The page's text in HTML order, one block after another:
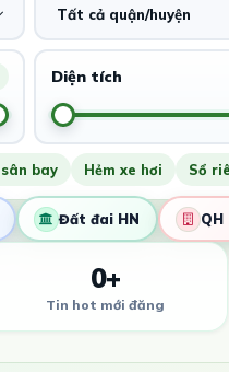
Tất cả quận/huyện
Diện tích
bay Hẻm xe hơi Sổ
Đất đai HN QH
0+
Tin hot mới đăng